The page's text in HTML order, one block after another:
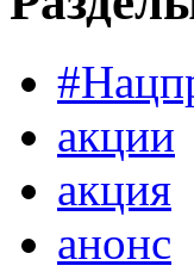
акции
акция
анонс